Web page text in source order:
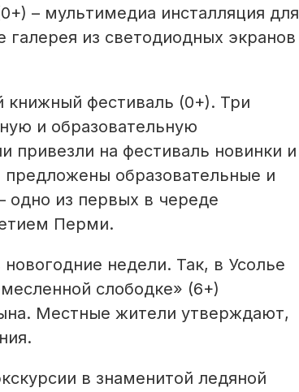
– мультимедиа инсталляция для
из светодиодных экранов
фестиваль (0+). Три
и образовательную
привезли на фестиваль новинки и
образовательные и
одно из первых в череде
Перми.
недели. Так, в Усолье
слободке» (6+)
Местные жители утверждают,
в знаменитой ледяной